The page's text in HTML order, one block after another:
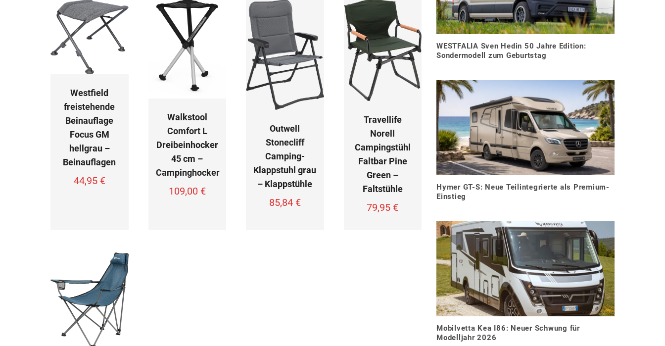
Westfield
freistehende
Beinauflage
Focus GM
hellgrau –
Beinauflagen
44,95 €
Walkstool
Comfort L
Dreibeinhocker
45 cm –
Campinghocker
109,00 €
Outwell
Stonecliff
Camping-
Klappstuhl grau
– Klappstühle
85,84 €
Travellife
Norell
Campingstühl
Faltbar Pine
Green –
Faltstühle
79,95 €
WESTFALIA Sven Hedin 50 Jahre Edition:
Sondermodell zum Geburtstag
Hymer GT-S: Neue Teilintegrierte als Premium-
Einstieg
Mobilvetta Kea I86: Neuer Schwung für
Modelljahr 2026